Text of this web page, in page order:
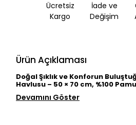
Ücretsiz
Kargo
İade ve
Değişim
Ürün Açıklaması
Doğal Şıklık ve Konforun
Havlusu – 50 × 70 cm, %100
Devamını Göster